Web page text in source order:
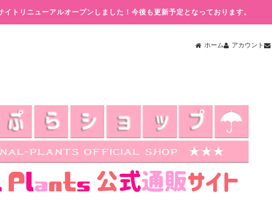
イトリニューアルオープンしました！今後も更新予定となっております。
ホーム アカウント